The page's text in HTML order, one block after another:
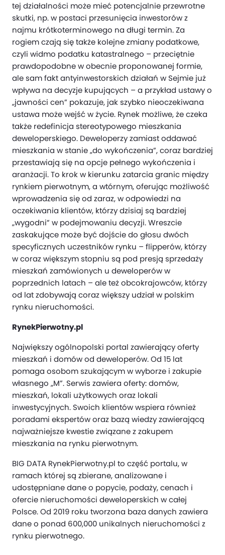
tej działalności może mieć potencjalnie przewrotne
skutki, np. w postaci przesunięcia inwestorów z
najmu krótkoterminowego na długi termin. Za
rogiem czają się także kolejne zmiany podatkowe,
czyli widmo podatku katastralnego – przeciętnie
prawdopodobne w obecnie proponowanej formie,
ale sam fakt antyinwestorskich działań w Sejmie już
wpływa na decyzje kupujących – a przykład ustawy o
„jawności cen” pokazuje, jak szybko nieoczekiwana
ustawa może wejść w życie. Rynek możliwe, że czeka
także redefinicja stereotypowego mieszkania
deweloperskiego. Deweloperzy zamiast oddawać
mieszkania w stanie „do wykończenia”, coraz bardziej
przestawiają się na opcje pełnego wykończenia i
aranżacji. To krok w kierunku zatarcia granic między
rynkiem pierwotnym, a wtórnym, oferując możliwość
wprowadzenia się od zaraz, w odpowiedzi na
oczekiwania klientów, którzy dzisiaj są bardziej
„wygodni” w podejmowaniu decyzji. Wreszcie
zaskakujące może być dojście do głosu dwóch
specyficznych uczestników rynku – flipperów, którzy
w coraz większym stopniu są pod presją sprzedaży
mieszkań zamówionych u deweloperów w
poprzednich latach – ale też obcokrajowców, którzy
od lat zdobywają coraz większy udział w polskim
rynku nieruchomości.
RynekPierwotny.pl
Największy ogólnopolski portal zawierający oferty
mieszkań i domów od deweloperów. Od 15 lat
pomaga osobom szukającym w wyborze i zakupie
własnego „M”. Serwis zawiera oferty: domów,
mieszkań, lokali użytkowych oraz lokali
inwestycyjnych. Swoich klientów wspiera również
poradami ekspertów oraz bazą wiedzy zawierającą
najważniejsze kwestie związane z zakupem
mieszkania na rynku pierwotnym.
BIG DATA RynekPierwotny.pl to część portalu, w
ramach której są zbierane, analizowane i
udostępniane dane o popycie, podaży, cenach i
ofercie nieruchomości deweloperskich w całej
Polsce. Od 2019 roku tworzona baza danych zawiera
dane o ponad 600,000 unikalnych nieruchomości z
rynku pierwotnego.